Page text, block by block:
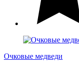
Очковые медведи